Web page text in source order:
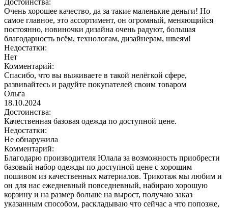
Очень хорошее качество, да за такие маленькие деньги! Но
самое главное, это ассортимент, он огромный, меняющийся
постоянно, новиночки дизайна очень радуют, большая
благодарность всём, технологам, дизайнерам, швеям!
Недостатки:
Нет
Комментарий:
Спасибо, что вы выживаете в такой нелёгкой сфере,
развивайтесь и радуйте покупателей своим товаром
Ольга
18.10.2024
Достоинства:
Качественная базовая одежда по доступной цене.
Недостатки:
Не обнаружила
Комментарий:
Благодарю производителя Юлала за возможность приобрести
базовый набор одежды по доступной цене с хорошим
пошивом из качественных материалов. Трикотаж мы любим и
он для нас ежедневный повседневный, набираю хорошую
корзину и на размер больше на вырост, получаю заказ
указанным способом, раскладываю что сейчас а что попозже,